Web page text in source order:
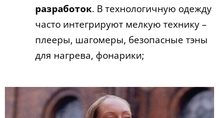
разработок. В технологичную одежду
часто интегрируют мелкую технику –
плееры, шагомеры, безопасные тэны
для нагрева, фонарики;